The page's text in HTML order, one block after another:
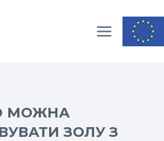
МОЖНА
ЗОЛУ З